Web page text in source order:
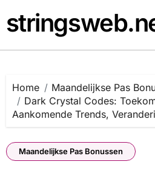
to
content
Home
Maandelijkse Pas
Dark Crystal Codes:
Aankomende Trends,
Maandelijkse Pas Bonussen